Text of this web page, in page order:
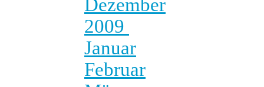
Dezember
2009
Januar
Februar